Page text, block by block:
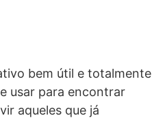
bem útil e totalmente
usar para encontrar
aqueles que já